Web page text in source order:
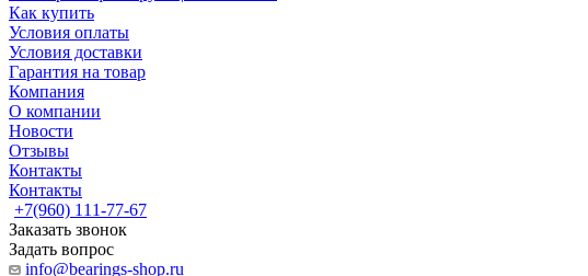
Как купить
Условия оплаты
Условия доставки
Гарантия на товар
Компания
О компании
Новости
Отзывы
Контакты
Контакты
+7(960) 111-77-67
Заказать звонок
Задать вопрос
info@bearings-shop.ru